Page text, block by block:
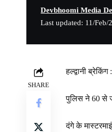
Last updated: 11/Feb/
Devbhoomi Media
SHARE
हल्द्वानी
पुलिस ने 60 से
दंगे के